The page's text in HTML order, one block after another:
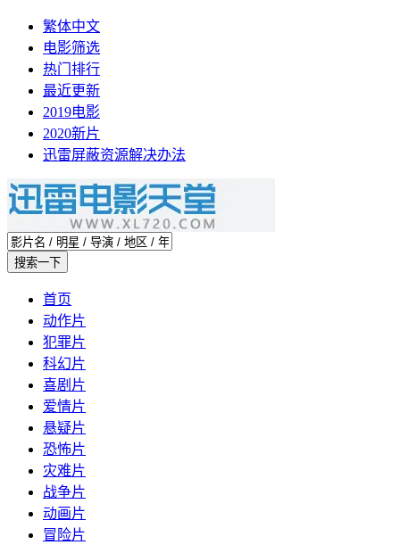
繁体中文
电影筛选
热门排行
最近更新
2019电影
2020新片
迅雷屏蔽资源解决办法
首页
动作片
犯罪片
科幻片
喜剧片
爱情片
悬疑片
恐怖片
灾难片
战争片
动画片
冒险片